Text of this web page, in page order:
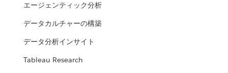
エージェンティック分析
データカルチャーの構築
データ分析インサイト
Tableau Research